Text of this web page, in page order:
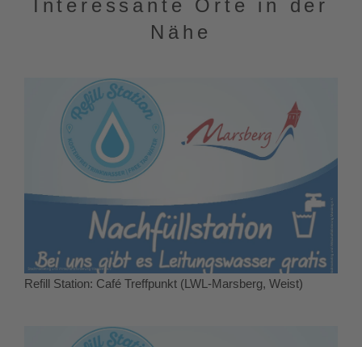
Interessante Orte in der
Nähe
Refill Station: Café Treffpunkt (LWL-Marsberg, Weist)